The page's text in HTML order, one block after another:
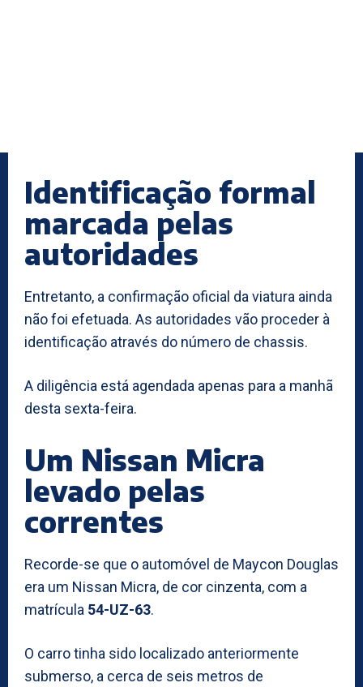
Identificação formal
marcada pelas
autoridades
Entretanto, a confirmação oficial da viatura ainda
não foi efetuada. As autoridades vão proceder à
identificação através do número de chassis.
A diligência está agendada apenas para a manhã
desta sexta-feira.
Um Nissan Micra
levado pelas
correntes
Recorde-se que o automóvel de Maycon Douglas
era um Nissan Micra, de cor cinzenta, com a
matrícula 54-UZ-63.
O carro tinha sido localizado anteriormente
submerso, a cerca de seis metros de